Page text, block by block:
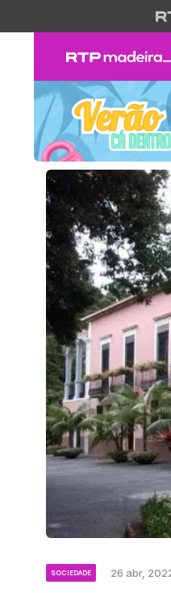
SOCIEDADE 26 abr,